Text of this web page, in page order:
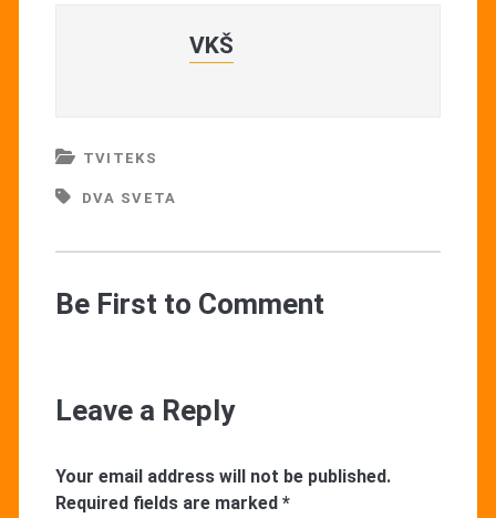
VKŠ
TVITEKS
DVA SVETA
Be First to Comment
Leave a Reply
Your email address will not be published.
Required fields are marked *